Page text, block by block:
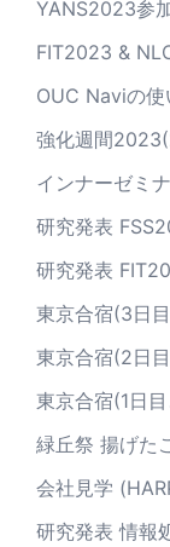
YANS2023参
FIT2023 &
OUC Naviの使
強化週間
インナーゼミ
研究発表
研究発表
東京合宿(3日
東京合宿(2日
東京合宿(1日
緑丘祭 揚げた
会社見学
研究発表 情報